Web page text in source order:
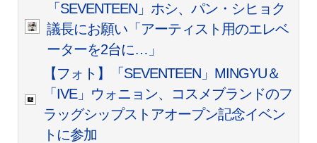
「SEVENTEEN」ホシ、パン・シヒョク
議長にお願い「アーティスト用のエレベ
ーターを2台に…」
【フォト】「SEVENTEEN」MINGYU＆
「IVE」ウォニョン、コスメブランドのフ
ラッグシップストアオープン記念イベン
トに参加